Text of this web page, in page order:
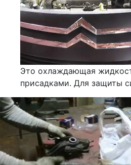
Это охлаждающая
присадками. Для защиты